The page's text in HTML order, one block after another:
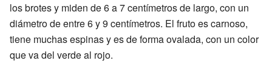
los brotes y miden de 6 a 7 centímetros de largo, con un
diámetro de entre 6 y 9 centímetros. El fruto es carnoso,
tiene muchas espinas y es de forma ovalada, con un color
que va del verde al rojo.